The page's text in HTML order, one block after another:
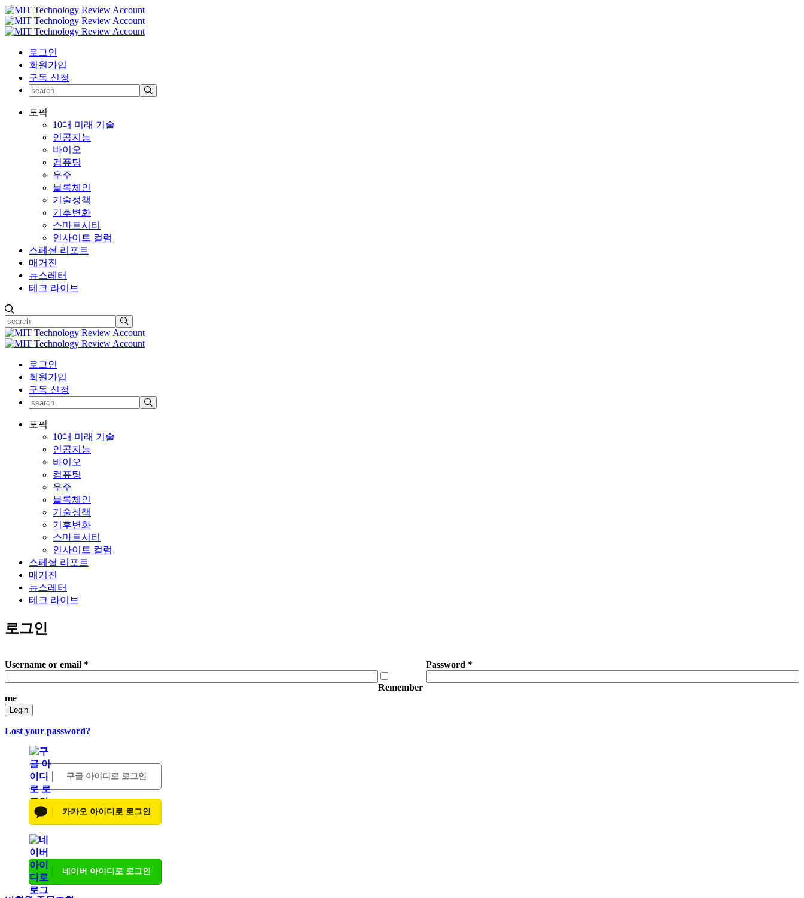
로그인
회원가입
구독 신청
토픽
10대 미래 기술
인공지능
바이오
컴퓨팅
우주
블록체인
기술정책
기후변화
스마트시티
인사이트 컬럼
스페셜 리포트
매거진
뉴스레터
테크 라이브
로그인
회원가입
구독 신청
토픽
10대 미래 기술
인공지능
바이오
컴퓨팅
우주
블록체인
기술정책
기후변화
스마트시티
인사이트 컬럼
스페셜 리포트
매거진
뉴스레터
테크 라이브
로그인
Username or email * Password *
Remember
me
Login
Lost your password?
구글 아이디로 로그인
카카오 아이디로 로그인
네이버 아이디로 로그인